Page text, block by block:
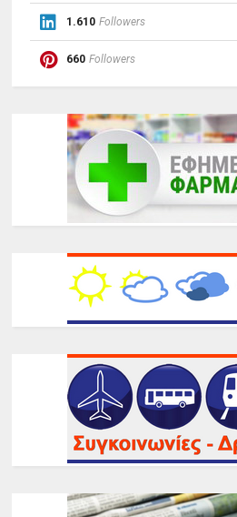
1.610 Followers
660 Followers